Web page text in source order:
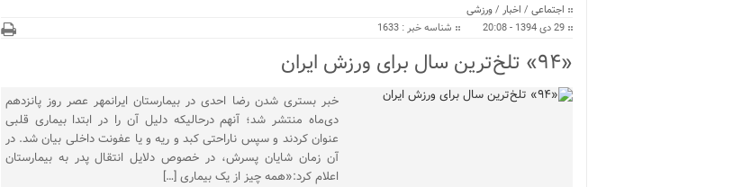
اجتماعی / اخبار /ورزشی
29 دی 1394 - 20:08
شناسه خبر : 1633
«۹۴» تلخ‌ترین سال برای ورزش ایران
خبر بستری شدن رضا احدی در بیمارستان ایرانمهر عصر روز پانزدهم
دی‌ماه منتشر شد؛ آنهم درحالیکه دلیل آن را در ابتدا بیماری قلبی
عنوان کردند و سپس ناراحتی کبد و ریه و یا عفونت داخلی بیان شد. در
آن زمان شایان پسرش، در خصوص دلایل انتقال پدر به بیمارستان
اعلام کرد:«همه چیز از یک بیماری […]